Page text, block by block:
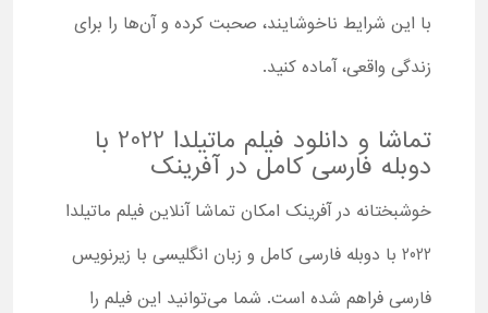
با این شرایط ناخوشایند، صحبت کرده و آن‌ها را برای
زندگی واقعی، آماده کنید.
تماشا و دانلود فیلم ماتیلدا 2022 با
دوبله فارسی کامل در آفرینک
خوشبختانه در آفرینک امکان تماشا آنلاین فیلم ماتیلدا
2022 با دوبله فارسی کامل و زبان انگلیسی با زیرنویس
فارسی فراهم شده است. شما می‌توانید این فیلم را